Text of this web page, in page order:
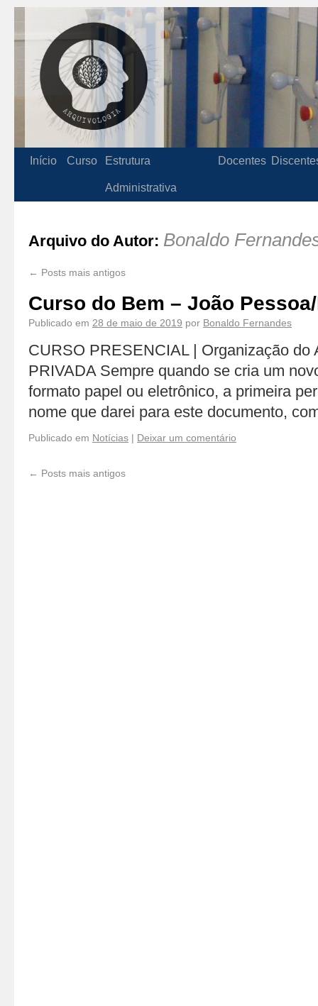
Início Curso Estrutura
Administrativa
Docentes
Arquivo do Autor: Bonaldo
← Posts mais antigos
Curso do Bem – João
Publicado em 28 de maio de 2019 por Bonaldo Fernandes
CURSO PRESENCIAL | Organização do
PRIVADA Sempre quando se cria um
formato papel ou eletrônico, a primeira
nome que darei para este documento,
Publicado em Notícias | Deixar um comentário
← Posts mais antigos